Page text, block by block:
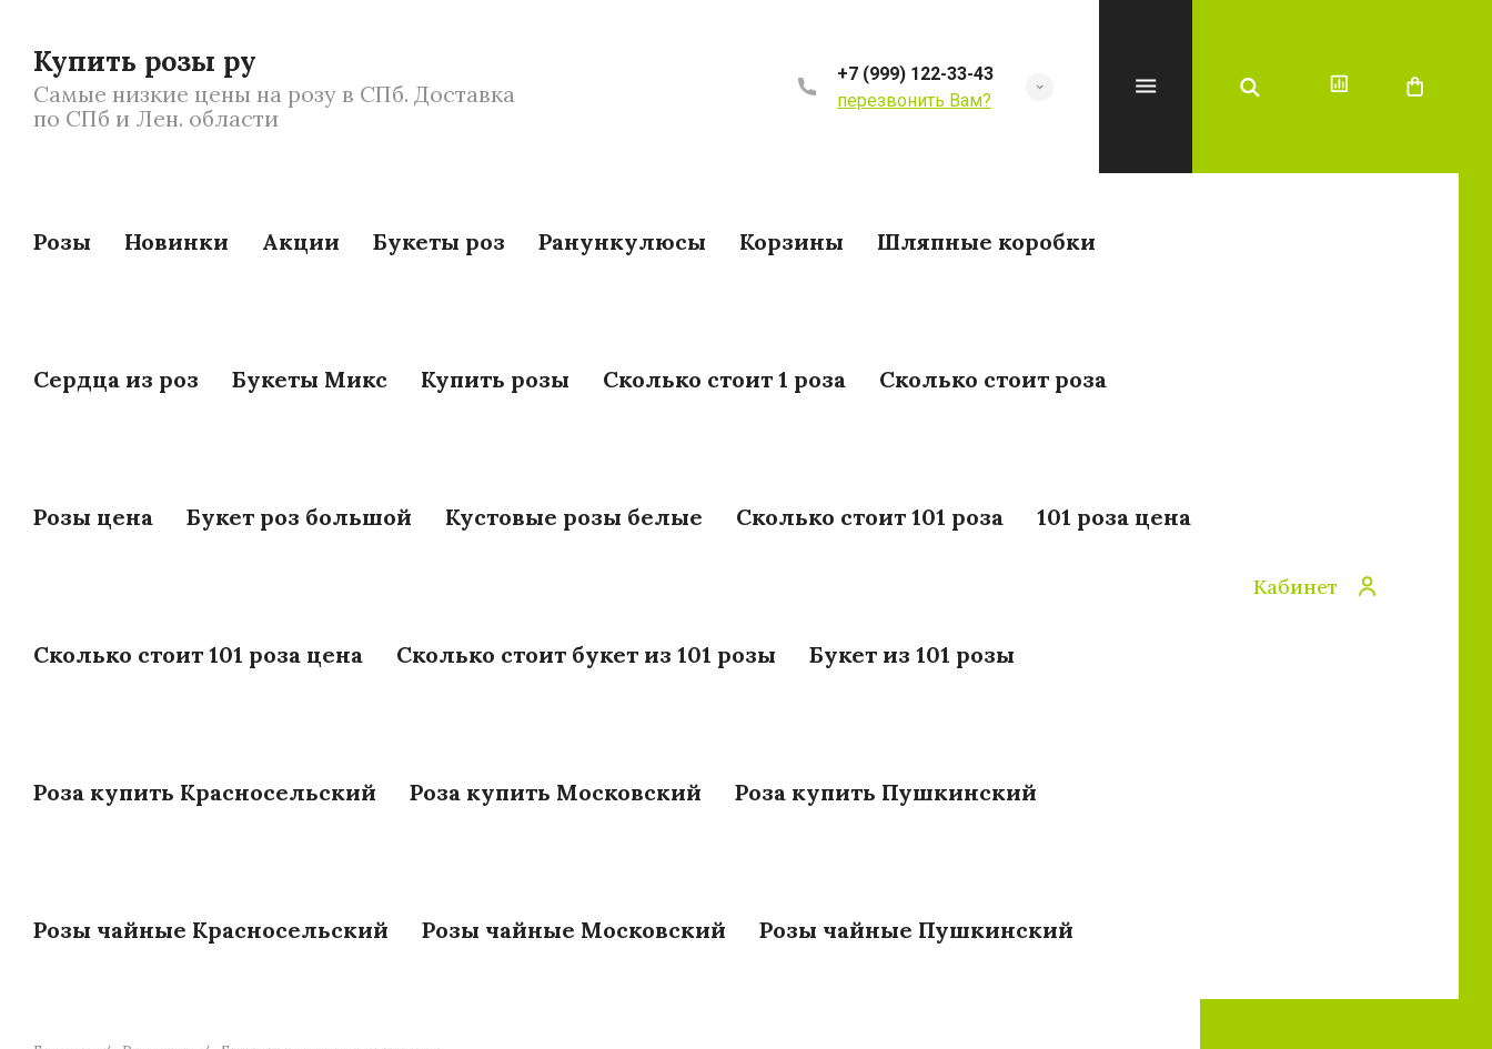
Купить розы ру
Самые низкие цены на розу в СПб. Доставка
по СПб и Лен. области
+7 (999) 122-33-43
перезвонить Вам?
Розы Новинки Акции Букеты роз Ранункулюсы Корзины Шляпные коробки
Сердца из роз Букеты Микс Купить розы Сколько стоит 1 роза Сколько стоит роза
Розы цена Букет роз большой Кустовые розы белые Сколько стоит 101 роза 101 роза цена
Сколько стоит 101 роза цена Сколько стоит букет из 101 розы Букет из 101 розы
Роза купить Красносельский Роза купить Московский Роза купить Пушкинский
Розы чайные Красносельский Розы чайные Московский Розы чайные Пушкинский
Кабинет